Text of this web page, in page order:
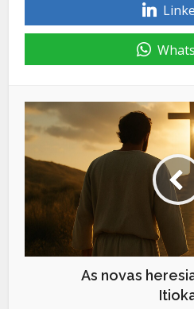
As novas